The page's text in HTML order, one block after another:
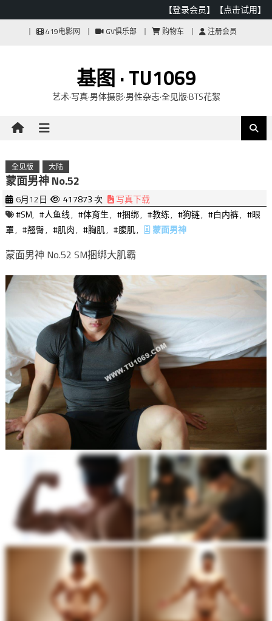
【登录会员】 【点击试用】
419电影网 GV俱乐部 购物车 注册会员
基图 · TU1069
艺术·写真·男体摄影·男性杂志·全见版·BTS花絮
全见版 大陆
蒙面男神 No.52
6月12日 417873 次
写真下载
#SM, #人鱼线, #体育生, #捆绑, #教练, #狗链, #白内裤, #眼
罩, #翘臀, #肌肉, #胸肌, #腹肌, 蒙面男神
蒙面男神 No.52 SM捆绑大肌霸